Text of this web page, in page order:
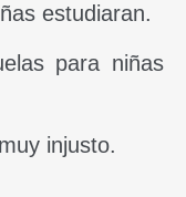
estudiaran.
para niñas
injusto.